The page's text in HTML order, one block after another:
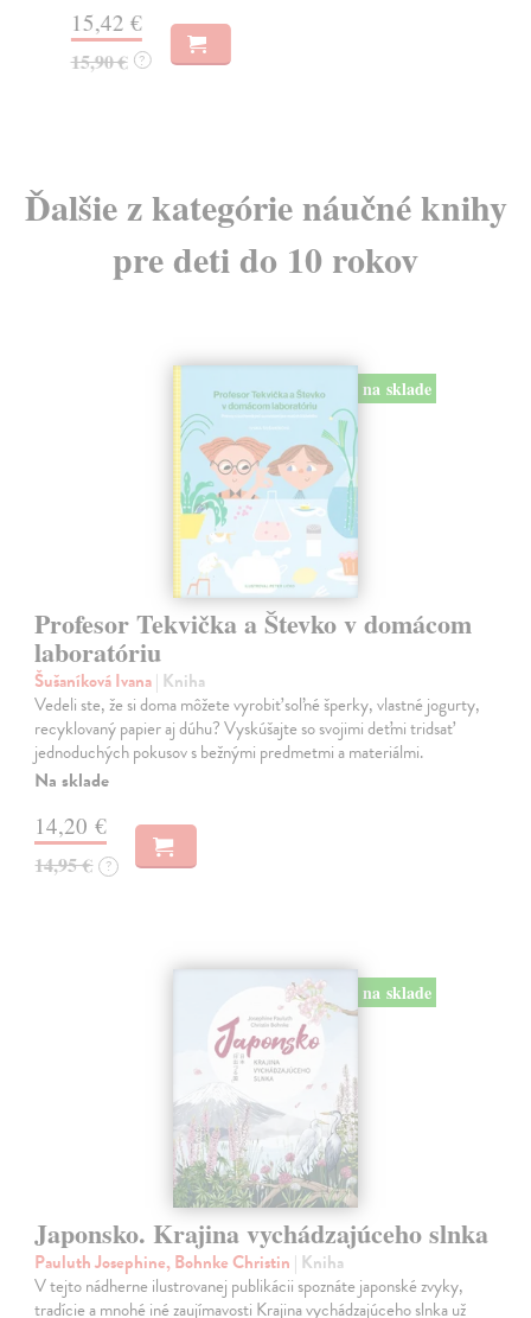
15,42 €
15,90 € ?
Ďalšie z kategórie náučné knihy
pre deti do 10 rokov
na sklade
Profesor Tekvička a Števko v domácom
laboratóriu
Šušaníková Ivana| Kniha
Vedeli ste, že si doma môžete vyrobiť soľné šperky, vlastné jogurty,
recyklovaný papier aj dúhu? Vyskúšajte so svojimi deťmi tridsať
jednoduchých pokusov s bežnými predmetmi a materiálmi.
Na sklade
14,20 €
14,95 € ?
na sklade
Japonsko. Krajina vychádzajúceho slnka
Pauluth Josephine, Bohnke Christin | Kniha
V tejto nádherne ilustrovanej publikácii spoznáte japonské zvyky,
tradície a mnohé iné zaujímavosti Krajina vychádzajúceho slnka už